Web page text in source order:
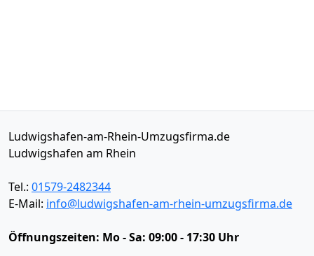
Ludwigshafen-am-Rhein-Umzugsfirma.de
Ludwigshafen am Rhein
Tel.: 01579-2482344
E-Mail: info@ludwigshafen-am-rhein-umzugsfirma.de
Öffnungszeiten: Mo - Sa: 09:00 - 17:30 Uhr